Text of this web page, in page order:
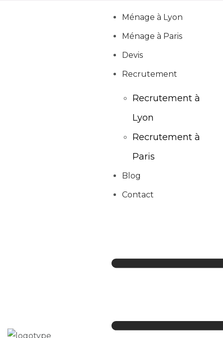
Ménage à Lyon
Ménage à Paris
Devis
Recrutement
Recrutement à
Lyon
Recrutement à
Paris
Blog
Contact